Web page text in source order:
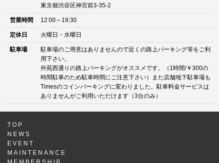
東京都渋谷区神宮前3-35-2
営業時間 12:00～19:30
定休日 火曜日・水曜日
駐車場
駐車場のご用意はありませんので近くの路上パーキング等をご利
用下さい。
外苑西通りの路上パーキングがオススメです。（1時間/￥300の
時間駐車のため駐車時間にご注意下さい）また店舗地下駐車場も
Timesのコインパーキングに変わりました。駐車料金サービスは
ありませんがご利用いただけます（3台のみ）
TOP
NEWS
EVENT
MAINTENANCE